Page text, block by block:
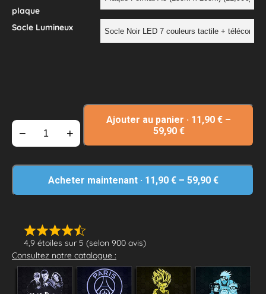
4,9 étoiles sur 5 (selon 900 avis)
Consultez notre catalogue :
plaque
Socle Lumineux
− +
Ajouter au panier · 11,90 € –
59,90 €
Acheter maintenant · 11,90 €– 59,90 €